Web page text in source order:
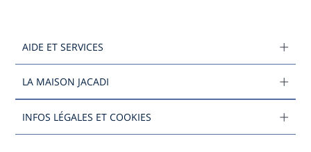
AIDE ET SERVICES
LA MAISON JACADI
INFOS LÉGALES ET COOKIES